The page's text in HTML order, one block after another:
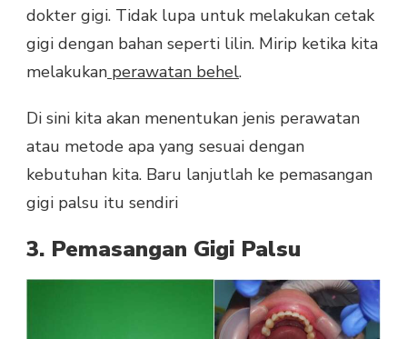
dokter gigi. Tidak lupa untuk melakukan cetak
gigi dengan bahan seperti lilin. Mirip ketika kita
melakukan perawatan behel.
Di sini kita akan menentukan jenis perawatan
atau metode apa yang sesuai dengan
kebutuhan kita. Baru lanjutlah ke pemasangan
gigi palsu itu sendiri
3. Pemasangan Gigi Palsu